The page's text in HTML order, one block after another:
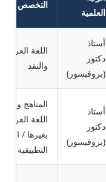
العلمية
التخصص
أستاذ
دكتور
(بروفيسور)
اللغة
والنقد
أستاذ
دكتور
(بروفيسور)
المناهج
اللغة العربية
بغيرها /
التطبيقية